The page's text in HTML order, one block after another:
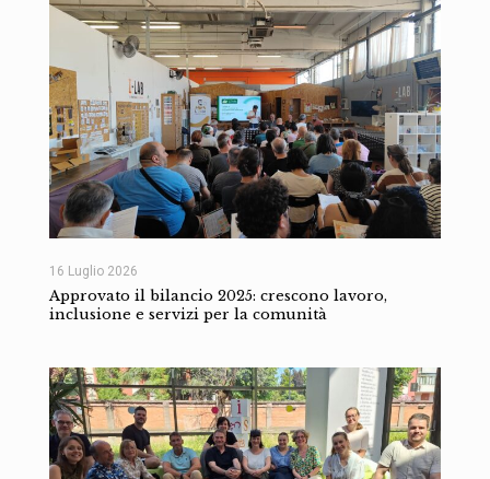
16 Luglio 2026
Approvato il bilancio 2025: crescono lavoro,
inclusione e servizi per la comunità